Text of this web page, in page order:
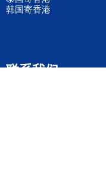
韩国寄香港
联系我们